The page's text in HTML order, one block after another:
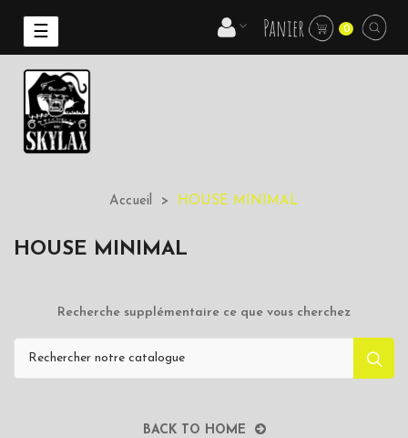
Basculer
la
navigation
☰ Panier 0
Accueil HOUSE MINIMAL
HOUSE MINIMAL
Recherche supplémentaire ce que vous cherchez
BACK TO HOME